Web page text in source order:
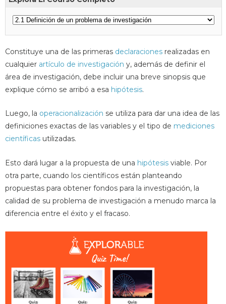
Constituye una de las primeras declaraciones realizadas en
cualquier artículo de investigación y, además de definir el
área de investigación, debe incluir una breve sinopsis que
explique cómo se arribó a esa hipótesis.
Luego, la operacionalización se utiliza para dar una idea de las
definiciones exactas de las variables y el tipo de mediciones
científicas utilizadas.
Esto dará lugar a la propuesta de una hipótesis viable. Por
otra parte, cuando los científicos están planteando
propuestas para obtener fondos para la investigación, la
calidad de su problema de investigación a menudo marca la
diferencia entre el éxito y el fracaso.